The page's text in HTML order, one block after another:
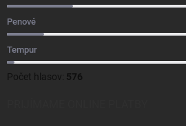
Penové
Tempur
Počet hlasov: 576